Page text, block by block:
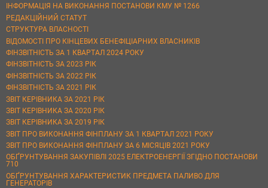
ІНФОРМАЦІЯ НА ВИКОНАННЯ ПОСТАНОВИ КМУ № 1266
РЕДАКЦІЙНИЙ СТАТУТ
СТРУКТУРА ВЛАСНОСТІ
ВІДОМОСТІ ПРО КІНЦЕВИХ БЕНЕФІЦІАРНИХ ВЛАСНИКІВ
ФІНЗВІТНІСТЬ ЗА 1 КВАРТАЛ 2024 РОКУ
ФІНЗВІТНІСТЬ ЗА 2023 РІК
ФІНЗВІТНІСТЬ ЗА 2022 РІК
ФІНЗВІТНІСТЬ ЗА 2021 РІК
ЗВІТ КЕРІВНИКА ЗА 2021 РІК
ЗВІТ КЕРІВНИКА ЗА 2020 РІК
ЗВІТ КЕРІВНИКА ЗА 2019 РІК
ЗВІТ ПРО ВИКОНАННЯ ФІНПЛАНУ ЗА 1 КВАРТАЛ 2021 РОКУ
ЗВІТ ПРО ВИКОНАННЯ ФІНПЛАНУ ЗА 6 МІСЯЦІВ 2021 РОКУ
ОБҐРУНТУВАННЯ ЗАКУПІВЛІ 2025 ЕЛЕКТРОЕНЕРГІЇ ЗГІДНО ПОСТАНОВИ
710
ОБҐРУНТУВАННЯ ХАРАКТЕРИСТИК ПРЕДМЕТА ПАЛИВО ДЛЯ
ГЕНЕРАТОРІВ